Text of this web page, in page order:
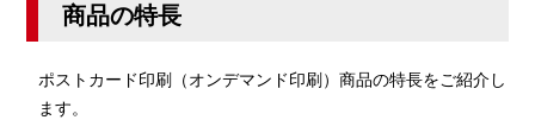
商品の特長
ポストカード印刷（オンデマンド印刷）商品の特長をご紹介し
ます。